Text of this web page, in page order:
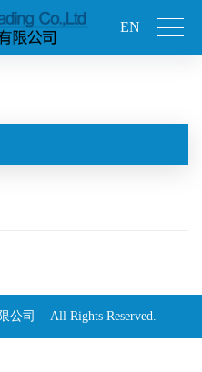
EN
公司 All Rights Reserved.